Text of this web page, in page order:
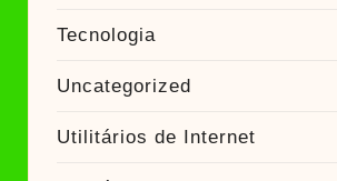
Tecnologia
Uncategorized
Utilitários de Internet